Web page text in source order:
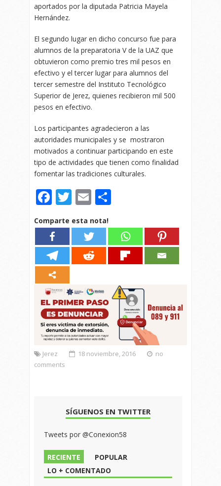
aportados por la diputada Patricia Mayela
Hernández.
El segundo lugar en dicho concurso fue para
alumnos de la preparatoria V de la UAZ que
obtuvieron como premio tres mil pesos en
efectivo y el tercer lugar para alumnos del
tercer semestre del Instituto Tecnológico
Superior de Jerez, quienes recibieron mil 500
pesos en efectivo.
Los participantes agradecieron a las
autoridades municipales y se mostraron
motivados a continuar participando en este
tipo de actividades que tienen como finalidad
fomentar las tradiciones culturales.
Facebook
Twitter
Email
Comparte esta nota!
Jerez 18 noviembre, 2016
no
comments
SÍGUENOS EN TWITTER
Tweets por @Conexion58
RECIENTE
POPULAR
LO + COMENTADO